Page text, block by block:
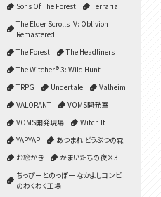
Sons Of The Forest
Terraria
The Elder Scrolls IV: Oblivion
Remastered
The Forest
The Headliners
The Witcher® 3: Wild Hunt
TRPG
Undertale
Valheim
VALORANT
VOMS開発室
VOMS開発現場
Witch It
YAPYAP
あつまれ どうぶつの森
お絵かき
かまいたちの夜×3
ちっぴーとのっぽー なかよしコンビ
のわくわく工場